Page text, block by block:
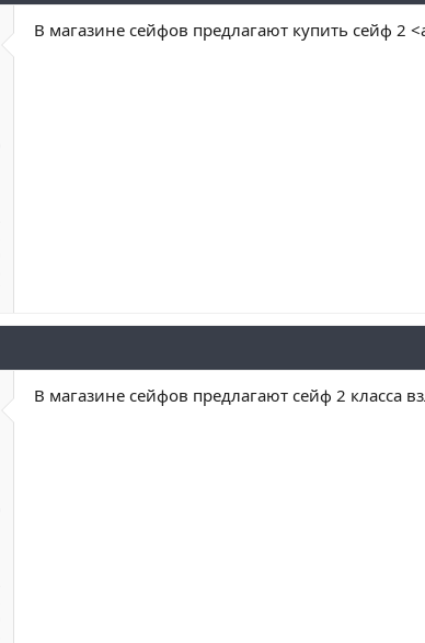
В магазине сейфов предлагают купить сейф 2
В магазине сейфов предлагают сейф 2 класса